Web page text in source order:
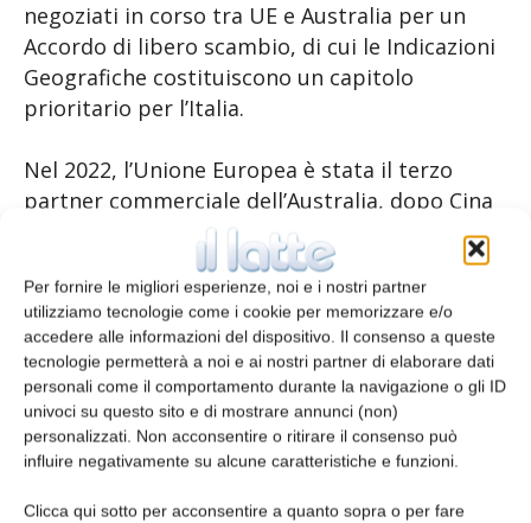
Per fornire le migliori esperienze, noi e i nostri partner
utilizziamo tecnologie come i cookie per memorizzare e/o
accedere alle informazioni del dispositivo. Il consenso a queste
tecnologie permetterà a noi e ai nostri partner di elaborare dati
personali come il comportamento durante la navigazione o gli ID
univoci su questo sito e di mostrare annunci (non)
personalizzati. Non acconsentire o ritirare il consenso può
influire negativamente su alcune caratteristiche e funzioni.
Clicca qui sotto per acconsentire a quanto sopra o per fare
negoziati in corso tra UE e Australia per un
Accordo di libero scambio, di cui le Indicazioni
Geografiche costituiscono un capitolo
prioritario per l’Italia.
Nel 2022, l’Unione Europea è stata il terzo
partner commerciale dell’Australia, dopo Cina
e Giappone. Per l’Asiago Dop con quasi 100
tonnellate di prodotto vendute nel 2022
l’Australia rappresenta il terzo mercato
extraeuropeo dopo USA e Canada.
TAGS tutela della denominazione